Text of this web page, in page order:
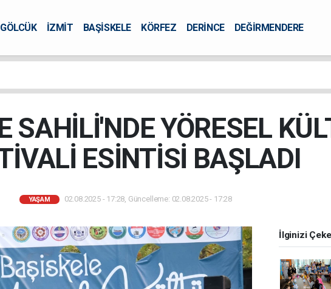
GÖLCÜK İZMİT BAŞİSKELE KÖRFEZ DERİNCE
DEĞİRMENDERE
SAHİLİ'NDE YÖRESEL
ESİNTİSİ BAŞLADI
YAŞAM 02.08.2025 - 17:28, Güncelleme: 02.08.2025 - 17:28
İlginizi